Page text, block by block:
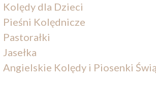
Kolędy dla Dzieci
Pieśni Kolędnicze
Pastorałki
Jasełka
Angielskie Kolędy i Piosenki